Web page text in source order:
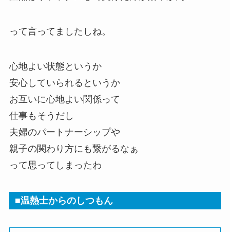
って言ってましたしね。
心地よい状態というか
安心していられるというか
お互いに心地よい関係って
仕事もそうだし
夫婦のパートナーシップや
親子の関わり方にも繋がるなぁ
って思ってしまったわ
■温熱士からのしつもん